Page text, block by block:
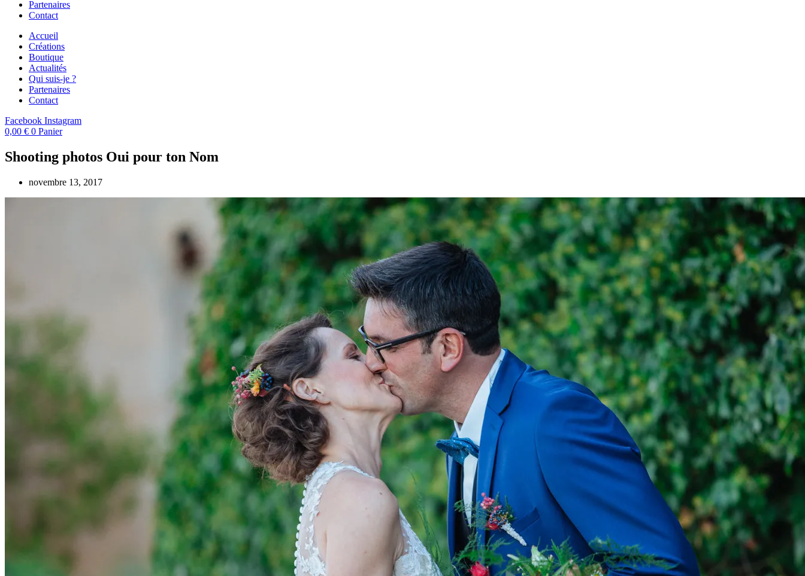
Partenaires
Contact
Accueil
Créations
Boutique
Actualités
Qui suis-je ?
Partenaires
Contact
Facebook Instagram
0,00 € 0 Panier
Shooting photos Oui pour ton Nom
novembre 13, 2017